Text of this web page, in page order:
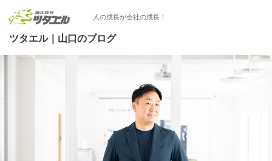
人の成長が会社の成長！
ツタエル｜山口のブログ